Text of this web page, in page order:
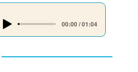
00:00 / 01:04